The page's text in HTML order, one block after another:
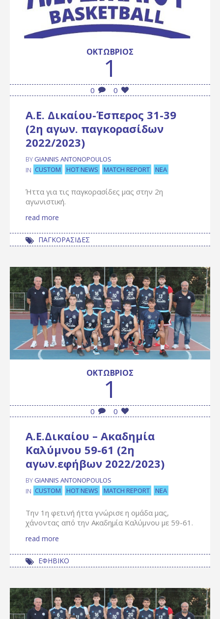
ΟΚΤΏΒΡΙΟΣ
1
0 0
Α.Ε. Δικαίου-Έσπερος 31-39
(2η αγων. παγκορασίδων
2022/2023)
BY GIANNIS ANTONOPOULOS
IN CUSTOM HOT NEWS MATCH REPORT ΝΈΑ
Ήττα για τις παγκορασίδες μας στην 2η
αγωνιστική.
read more
ΠΑΓΚΟΡΑΣΙΔΕΣ
ΟΚΤΏΒΡΙΟΣ
1
0 0
Α.Ε.Δικαίου – Ακαδημία
Καλύμνου 59-61 (2η
αγων.εφήβων 2022/2023)
BY GIANNIS ANTONOPOULOS
IN CUSTOM HOT NEWS MATCH REPORT ΝΈΑ
Την 1η φετινή ήττα γνώρισε η ομάδα μας,
χάνοντας από την Ακαδημία Καλύμνου με 59-61.
read more
ΕΦΗΒΙΚΟ